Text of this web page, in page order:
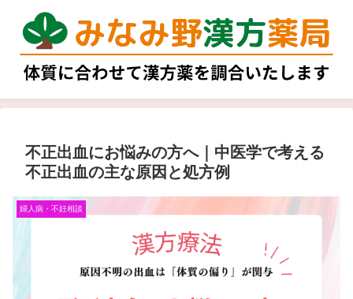
不正出血にお悩みの方へ｜中医学で考える
不正出血の主な原因と処方例
婦人病・不妊相談